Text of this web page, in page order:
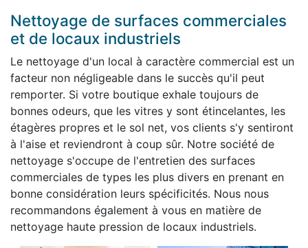
Nettoyage de surfaces commerciales
et de locaux industriels
Le nettoyage d'un local à caractère commercial est un
facteur non négligeable dans le succès qu'il peut
remporter. Si votre boutique exhale toujours de
bonnes odeurs, que les vitres y sont étincelantes, les
étagères propres et le sol net, vos clients s'y sentiront
à l'aise et reviendront à coup sûr. Notre société de
nettoyage s'occupe de l'entretien des surfaces
commerciales de types les plus divers en prenant en
bonne considération leurs spécificités. Nous nous
recommandons également à vous en matière de
nettoyage haute pression de locaux industriels.